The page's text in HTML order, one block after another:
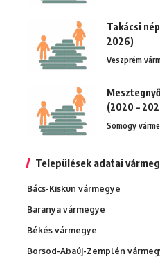
Takácsi
2026)
Veszprém
(2020 –
Somogy
Települések adatai
Bács-Kiskun vármegye
Baranya vármegye
Békés vármegye
Borsod-Abaúj-Zemplén